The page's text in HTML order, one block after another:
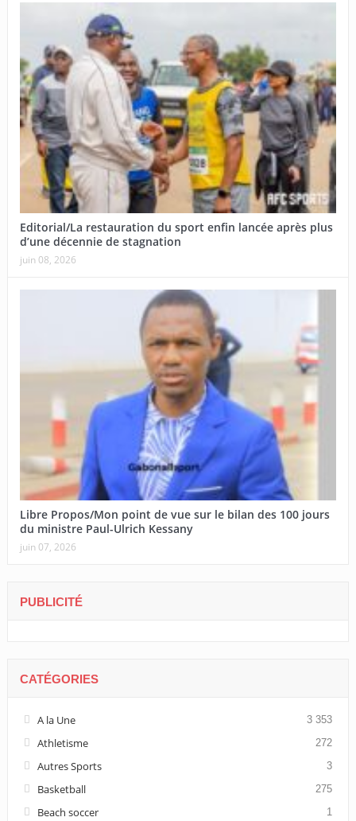
Editorial/La restauration du sport enfin lancée après plus
d’une décennie de stagnation
juin 08, 2026
Libre Propos/Mon point de vue sur le bilan des 100 jours
du ministre Paul-Ulrich Kessany
juin 07, 2026
PUBLICITÉ
CATÉGORIES
A la Une 3 353
Athletisme 272
Autres Sports 3
Basketball 275
Beach soccer 1